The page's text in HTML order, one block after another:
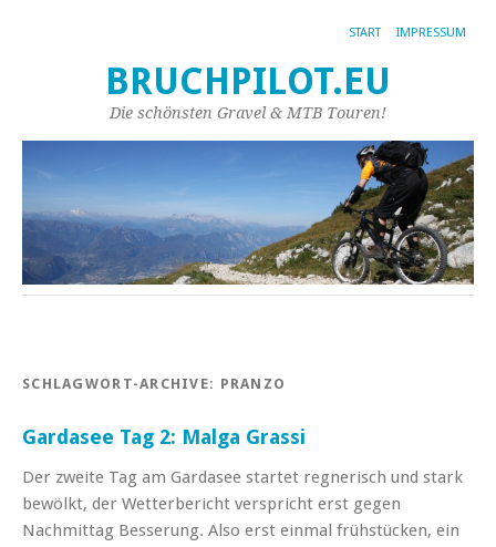
START IMPRESSUM
BRUCHPILOT.EU
Die schönsten Gravel & MTB Touren!
SCHLAGWORT-ARCHIVE: PRANZO
Gardasee Tag 2: Malga Grassi
Der zweite Tag am Gardasee startet regnerisch und stark
bewölkt, der Wetterbericht verspricht erst gegen
Nachmittag Besserung. Also erst einmal frühstücken, ein